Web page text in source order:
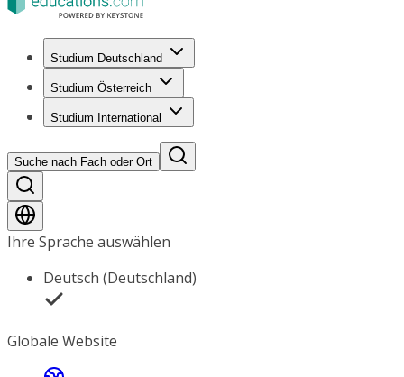
Studium Deutschland
Studium Österreich
Studium International
Suche nach Fach oder Ort
Ihre Sprache auswählen
Deutsch (Deutschland)
Globale Website